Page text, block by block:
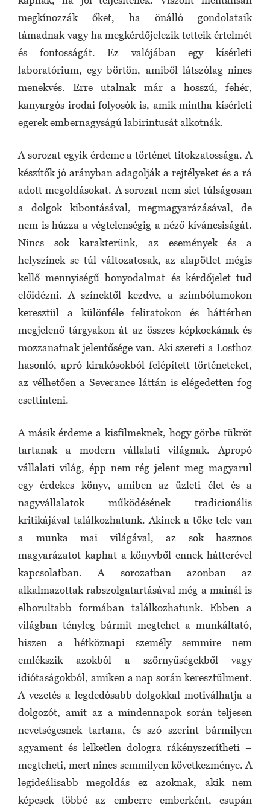
megkínozzák őket, ha önálló gondolataik
támadnak vagy ha megkérdőjelezik tetteik értelmét
és fontosságát. Ez valójában egy kísérleti
laboratórium, egy börtön, amiből látszólag nincs
menekvés. Erre utalnak már a hosszú, fehér,
kanyargós irodai folyosók is, amik mintha kísérleti
egerek embernagyságú labirintusát alkotnák.
A sorozat egyik érdeme a történet titokzatossága. A
készítők jó arányban adagolják a rejtélyeket és a rá
adott megoldásokat. A sorozat nem siet túlságosan
a dolgok kibontásával, megmagyarázásával, de
nem is húzza a végtelenségig a néző kíváncsiságát.
Nincs sok karakterünk, az események és a
helyszínek se túl változatosak, az alapötlet mégis
kellő mennyiségű bonyodalmat és kérdőjelet tud
előidézni. A színektől kezdve, a szimbólumokon
keresztül a különféle feliratokon és háttérben
megjelenő tárgyakon át az összes képkockának és
mozzanatnak jelentősége van. Aki szereti a Losthoz
hasonló, apró kirakósokból felépített történeteket,
az vélhetően a Severance láttán is elégedetten fog
csettinteni.
A másik érdeme a kisfilmeknek, hogy görbe tükröt
tartanak a modern vállalati világnak. Apropó
vállalati világ, épp nem rég jelent meg magyarul
egy érdekes könyv, amiben az üzleti élet és a
nagyvállalatok működésének tradicionális
kritikájával találkozhatunk. Akinek a töke tele van
a munka mai világával, az sok hasznos
magyarázatot kaphat a könyvből ennek hátterével
kapcsolatban. A sorozatban azonban az
alkalmazottak rabszolgatartásával még a mainál is
elborultabb formában találkozhatunk. Ebben a
világban tényleg bármit megtehet a munkáltató,
hiszen a hétköznapi személy semmire nem
emlékszik azokból a szörnyűségekből vagy
idiótaságokból, amiken a nap során keresztülment.
A vezetés a legdedósabb dolgokkal motiválhatja a
dolgozót, amit az a mindennapok során teljesen
nevetségesnek tartana, és szó szerint bármilyen
agyament és lelketlen dologra rákényszerítheti –
megteheti, mert nincs semmilyen következménye. A
legideálisabb megoldás ez azoknak, akik nem
képesek többé az emberre emberként, csupán